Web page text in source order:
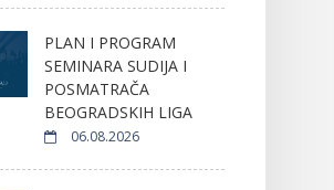
PLAN I PROGRAM
SEMINARA SUDIJA I
POSMATRAČA
BEOGRADSKIH LIGA
06.08.2026